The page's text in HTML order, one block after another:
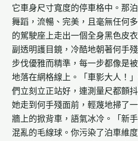
它車身尺寸寬度的停車格中。那
舞蹈，流暢、完美，且毫無任何
的駕駛座上走出一個全身黑色皮
副透明護目鏡，冷酷地朝著何手
步伐優雅而精準，每一步都像是
地落在網格線上。「車影大人！」
們立刻立正站好，連測量尺都顫
她走到何手殘面前，輕蔑地掃了
牆上的掀背車，語氣冰冷。「新
混亂的毛線球。你污染了泊車維